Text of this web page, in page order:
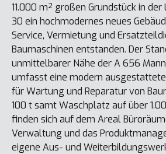
11.000 m² großen Grundstück in
30 ein hochmodernes neues
Service, Vermietung und
Baumaschinen entstanden. Der
unmittelbarer Nähe der A 656
umfasst eine modern
für Wartung und Reparatur von
100 t samt Waschplatz auf über
finden sich auf dem Areal
Verwaltung und das
eigene Aus- und